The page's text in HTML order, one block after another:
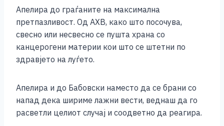
Апелира до граѓаните на максимална
претпазливост. Од АХВ, како што посочува,
свесно или несвесно се пушта храна со
канцерогени материи кои што се штетни по
здравјето на луѓето.
Апелира и до Бабовски наместо да се брани со
напад дека шириме лажни вести, веднаш да го
расветли целиот случај и соодветно да реагира.